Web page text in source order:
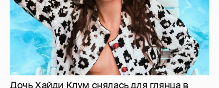
Иван Дорн начал вести образовательные
курсы на русском языке
10